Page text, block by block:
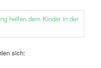
sich: